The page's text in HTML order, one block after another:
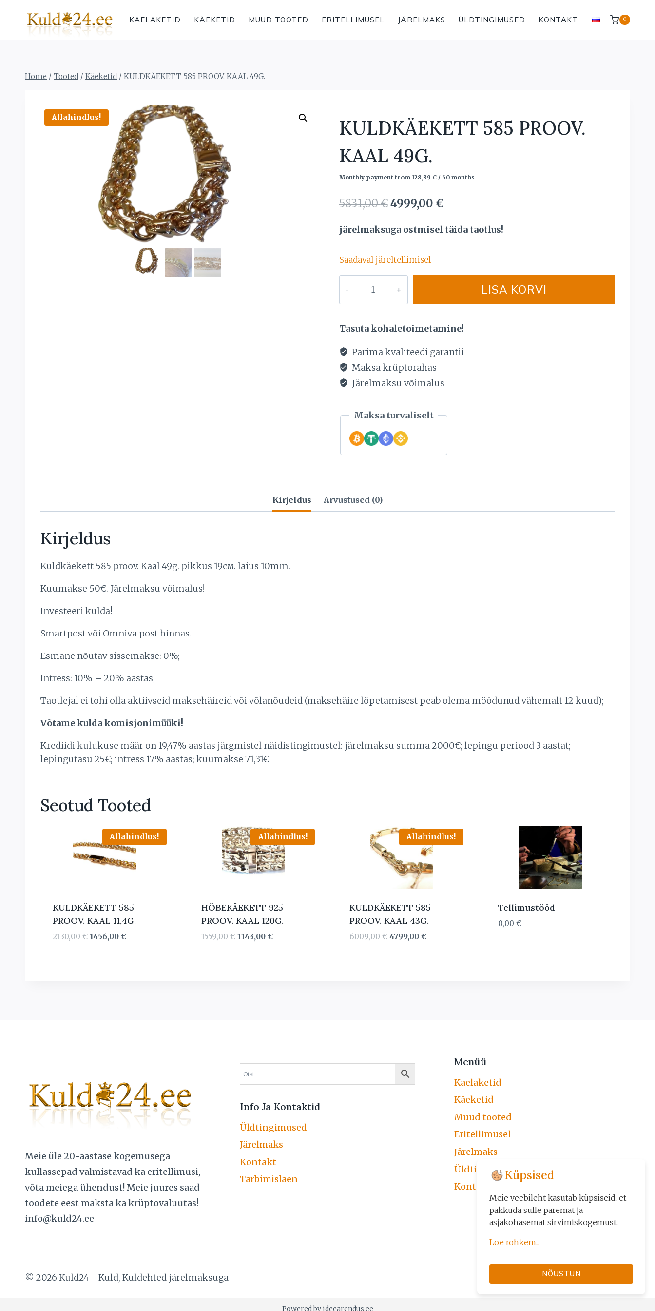
content
KAELAKETID KÄEKETID MUUD TOOTED ERITELLIMUSEL JÄRELMAKS ÜLDTINGIMUSED KONTAKT 0
Home / Tooted / Käeketid / KULDKÄEKETT 585 PROOV. KAAL 49G.
Allahindlus!
KULDKÄEKETT 585 PROOV.
KAAL 49G.
Monthly payment from 128,89 €/ 60 months
5831,00€Algne
oli:
5831,00 €.
4999,00 €Current
järelmaksuga ostmisel täida taotlus!
Saadaval järeltellimisel
KAAL
kogus
LISA KORVI
Tasuta kohaletoimetamine!
Parima kvaliteedi garantii
Maksa krüptorahas
Järelmaksu võimalus
Maksa turvaliselt
Kirjeldus Arvustused (0)
Kirjeldus
Kuldkäekett 585 proov. Kaal 49g. pikkus 19см. laius 10mm.
Kuumakse 50€. Järelmaksu võimalus!
Investeeri kulda!
Smartpost või Omniva post hinnas.
Esmane nõutav sissemakse: 0%;
Intress: 10% – 20% aastas;
Taotlejal ei tohi olla aktiivseid maksehäireid või võlanõudeid (maksehäire lõpetamisest peab olema möödunud vähemalt 12 kuud);
Võtame kulda komisjonimüüki!
Krediidi kulukuse määr on 19,47% aastas järgmistel näidistingimustel: järelmaksu summa 2000€; lepingu periood 3 aastat;
lepingutasu 25€; intress 17% aastas; kuumakse 71,31€.
Seotud Tooted
Allahindlus!
KULDKÄEKETT 585
PROOV. KAAL 11,4G.
2130,00€ Algne
1456,00 €Current
Allahindlus!
HÕBEKÄEKETT 925
PROOV. KAAL 120G.
1559,00€ Algne
1143,00 €Current
Allahindlus!
KULDKÄEKETT 585
PROOV. KAAL 43G.
6009,00€ Algne
4799,00 €Current
Tellimustööd
0,00 €
Meie üle 20-aastase kogemusega
kullassepad valmistavad ka eritellimusi,
võta meiega ühendust! Meie juures saad
toodete eest maksta ka krüptovaluutas!
info@kuld24.ee
Info Ja Kontaktid
Üldtingimused
Järelmaks
Kontakt
Tarbimislaen
Menüü
Kaelaketid
Käeketid
Muud tooted
Eritellimusel
Järelmaks
Üldtingimused
Kontakt
© 2026 Kuld24 - Kuld, Kuldehted järelmaksuga
Powered by ideearendus.ee
Küpsised
Meie veebileht kasutab küpsiseid, et
pakkuda sulle paremat ja
asjakohasemat sirvimiskogemust.
Loe rohkem...
Küpsiseid kasutame kolmel
NÕUSTUN